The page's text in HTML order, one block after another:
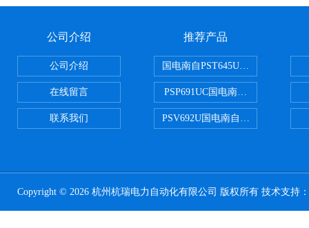
公司介绍
公司介绍
在线留言
联系我们
推荐产品
国电南自PST645UX微机综保
PSP691UC国电南自PSP691UC
PSV692U国电南自PSV692U PT并
Copyright © 2026 杭州杭瑞电力自动化有限公司 版权所有 技术支持：